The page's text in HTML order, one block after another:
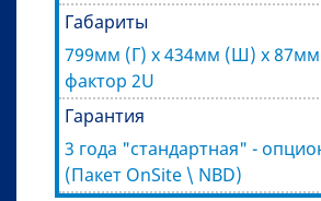
Габариты
799мм (Г) x 434мм (Ш) x
фактор 2U
Гарантия
3 года "стандартная" -
(Пакет OnSite \ NBD)